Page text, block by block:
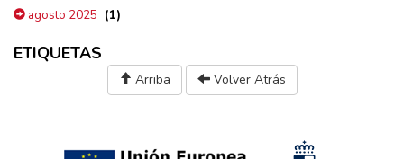
agosto 2025 (1)
ETIQUETAS
Arriba Volver Atrás